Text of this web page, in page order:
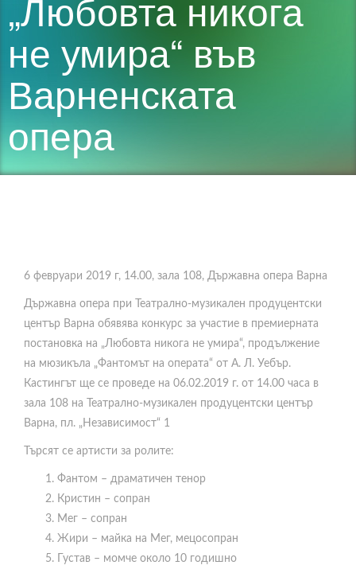
не умира“ във
Варненската
опера
6 февруари 2019 г, 14.00, зала 108, Държавна опера Варна
Държавна опера при Театрално-музикален продуцентски
център Варна обявява конкурс за участие в премиерната
постановка на „Любовта никога не умира“, продължение
на мюзикъла „Фантомът на операта“ от А. Л. Уебър.
Кастингът ще се проведе на 06.02.2019 г. от 14.00 часа в
зала 108 на Театрално-музикален продуцентски център
Варна, пл. „Независимост“ 1
Търсят се артисти за ролите:
Фантом – драматичен тенор
Кристин – сопран
Мег – сопран
Жири – майка на Мег, мецосопран
Густав – момче около 10 годишно